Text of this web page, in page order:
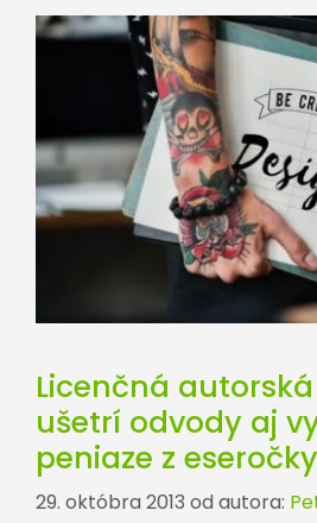
Licenčná
ušetrí odvody aj
peniaze z
29. októbra 2013 od autora: